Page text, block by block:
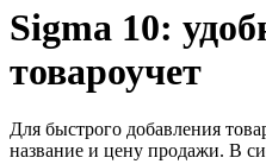
Sigma 10:
товароучет
Для быстрого добавления
название и цену продажи. В